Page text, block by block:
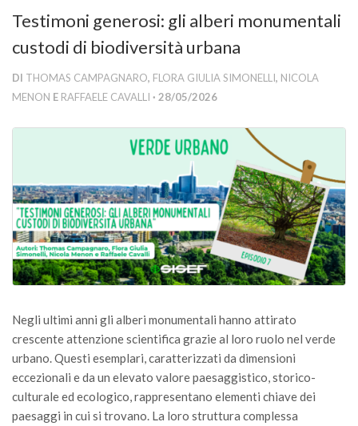
Versamento Quote di Iscrizione
Gruppi di Lavoro
GdL Inquinamento e Foreste
GdL Biodiversità Forestale
GdL Arboricoltura da Legno e Agroselvicoltura
GdL Modellistica Forestale
GdL Selvicoltura
GdL Ecologia del Suolo
GdL Pianificazione Forestale
GdL Filiera del legno
GdL Gestione Incendi Boschivi
GdL Verde Urbano
GdL Comunicazione Forestale
Testimoni generosi: gli alberi monumentali
custodi di biodiversità urbana
DI THOMAS CAMPAGNARO, FLORA GIULIA SIMONELLI, NICOLA
MENON E RAFFAELE CAVALLI · 28/05/2026
Negli ultimi anni gli alberi monumentali hanno attirato
crescente attenzione scientifica grazie al loro ruolo nel verde
urbano. Questi esemplari, caratterizzati da dimensioni
eccezionali e da un elevato valore paesaggistico, storico-
culturale ed ecologico, rappresentano elementi chiave dei
paesaggi in cui si trovano. La loro struttura complessa